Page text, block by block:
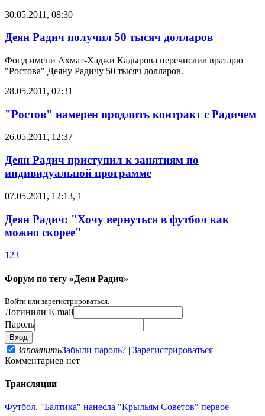
30.05.2011, 08:30
Деян Радич получил 50 тысяч долларов
Фонд имени Ахмат-Хаджи Кадырова перечислил вратарю
"Ростова" Деяну Радичу 50 тысяч долларов.
28.05.2011, 07:31
"Ростов" намерен продлить контракт с Радичем
26.05.2011, 12:37
Деян Радич приступил к занятиям по
индивидуальной программе
07.05.2011, 12:13, 1
Деян Радич: "Хочу вернуться в футбол как
можно скорее"
1 23
Форум по тегу «Деян Радич»
Войти или зарегистрироваться.
Логинили E-mail
Пароль
ЗапомнитьЗабыли пароль? | Зарегистрироваться
Комментариев нет
Трансляции
Футбол. "Балтика" нанесла "Крыльям Советов" первое